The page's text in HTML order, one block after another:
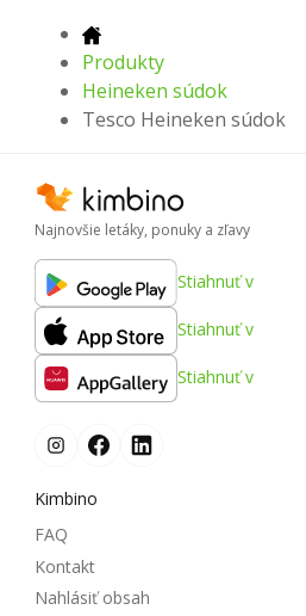
Produkty
Heineken súdok
Tesco Heineken súdok
Najnovšie letáky, ponuky a zľavy
Stiahnuť v
Stiahnuť v
Stiahnuť v
Kimbino
FAQ
Kontakt
Nahlásiť obsah